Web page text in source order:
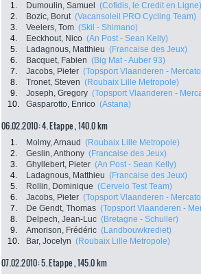
1. Dumoulin, Samuel (Cofidis, le Credit en Ligne)
2.
Bozic, Borut (Vacansoleil PRO Cycling Team)
3.
Veelers, Tom (Skil - Shimano)
4.
Eeckhout, Nico (An Post - Sean Kelly)
5.
Ladagnous, Matthieu (Francaise des Jeux)
6.
Bacquet, Fabien (Big Mat - Auber 93)
7.
Jacobs, Pieter (Topsport Vlaanderen -
8.
Tronet, Steven (Roubaix Lille Metropole)
9.
Joseph, Gregory (Topsport Vlaanderen -
10.
Gasparotto, Enrico (Astana)
06.02.2010: 4. Etappe , 140.0 km
1. Molmy, Arnaud (Roubaix Lille Metropole)
2.
Geslin, Anthony (Francaise des Jeux)
3.
Ghyllebert, Pieter (An Post - Sean Kelly)
4.
Ladagnous, Matthieu (Francaise des Jeux)
5.
Rollin, Dominique (Cervelo Test Team)
6.
Jacobs, Pieter (Topsport Vlaanderen -
7.
De Gendt, Thomas (Topsport Vlaanderen -
8.
Delpech, Jean-Luc (Bretagne - Schuller)
9.
Amorison, Frédéric (Landbouwkrediet)
10.
Bar, Jocelyn (Roubaix Lille Metropole)
07.02.2010: 5. Etappe , 145.0 km